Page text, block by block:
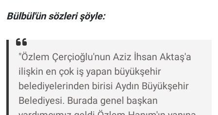
Bülbül'ün sözleri şöyle:
"Özlem Çerçioğlu'nun Aziz İhsan Aktaş'a
ilişkin en çok iş yapan büyükşehir
belediyelerinden birisi Aydın Büyükşehir
Belediyesi. Burada genel başkan
Kimdir
Koronavirüs
Kültür Sanat
Ne demişti